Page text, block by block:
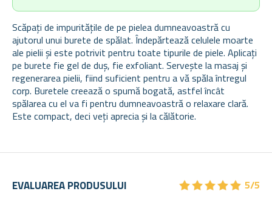
Scăpați de impuritățile de pe pielea dumneavoastră cu
ajutorul unui burete de spălat. Îndepărtează celulele moarte
ale pielii și este potrivit pentru toate tipurile de piele. Aplicați
pe burete fie gel de duș, fie exfoliant. Servește la masaj și
regenerarea pielii, fiind suficient pentru a vă spăla întregul
corp. Buretele creează o spumă bogată, astfel încât
spălarea cu el va fi pentru dumneavoastră o relaxare clară.
Este compact, deci veți aprecia și la călătorie.
EVALUAREA PRODUSULUI ★★★★★
★★★★★ 5/5